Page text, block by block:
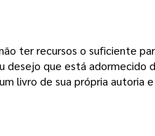
ter recursos o suficiente
desejo que está adormecido
livro de sua própria autoria